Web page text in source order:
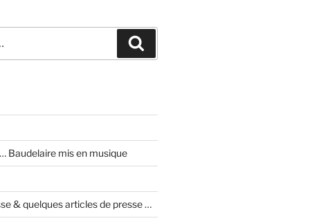
Baudelaire mis en musique
& quelques articles de presse …